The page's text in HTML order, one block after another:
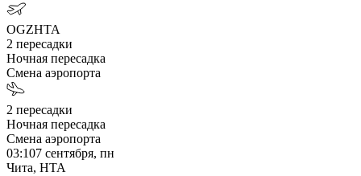
OGZHTA
2 пересадки
Ночная пересадка
Смена аэропорта
2 пересадки
Ночная пересадка
Смена аэропорта
03:107 сентября, пн
Чита, HTA